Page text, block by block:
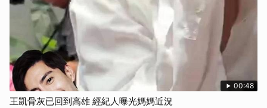
00:48
王凱骨灰已回到高雄 經紀人曝光媽媽近況